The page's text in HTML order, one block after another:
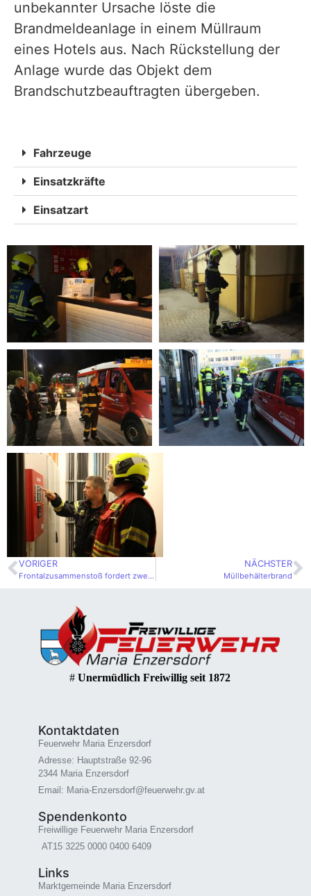
unbekannter Ursache löste die
Brandmeldeanlage in einem Müllraum
eines Hotels aus. Nach Rückstellung der
Anlage wurde das Objekt dem
Brandschutzbeauftragten übergeben.
Fahrzeuge
Einsatzkräfte
Einsatzart
VORIGER
Frontalzusammenstoß fordert zwei Verletzte
NÄCHSTER
Müllbehälterbrand
# Unermüdlich Freiwillig seit 1872
Kontaktdaten
Feuerwehr Maria Enzersdorf
Adresse: Hauptstraße 92-96
2344 Maria Enzersdorf
Email: Maria-Enzersdorf@feuerwehr.gv.at
Spendenkonto
Freiwillige Feuerwehr Maria Enzersdorf
AT15 3225 0000 0400 6409
Links
Marktgemeinde Maria Enzersdorf